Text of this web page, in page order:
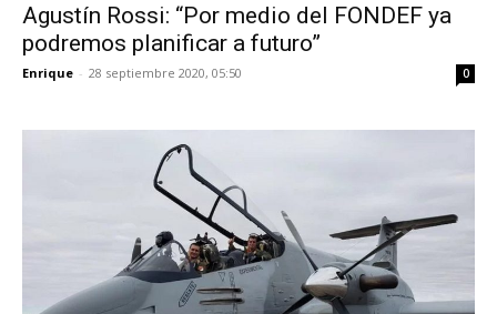
Agustín Rossi: “Por medio del FONDEF ya
podremos planificar a futuro”
Enrique - 28 septiembre 2020, 05:50 0